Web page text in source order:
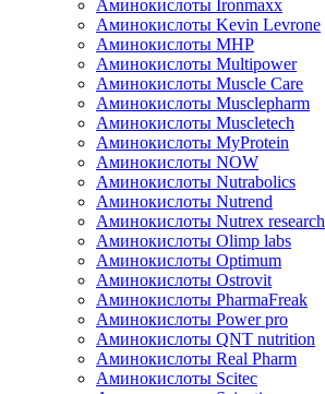
Аминокислоты Ironmaxx
Аминокислоты Kevin Levrone
Аминокислоты MHP
Аминокислоты Multipower
Аминокислоты Muscle Care
Аминокислоты Musclepharm
Аминокислоты Muscletech
Аминокислоты MyProtein
Аминокислоты NOW
Аминокислоты Nutrabolics
Аминокислоты Nutrend
Аминокислоты Nutrex research
Аминокислоты Olimp labs
Аминокислоты Optimum
Аминокислоты Ostrovit
Аминокислоты PharmaFreak
Аминокислоты Power pro
Аминокислоты QNT nutrition
Аминокислоты Real Pharm
Аминокислоты Scitec